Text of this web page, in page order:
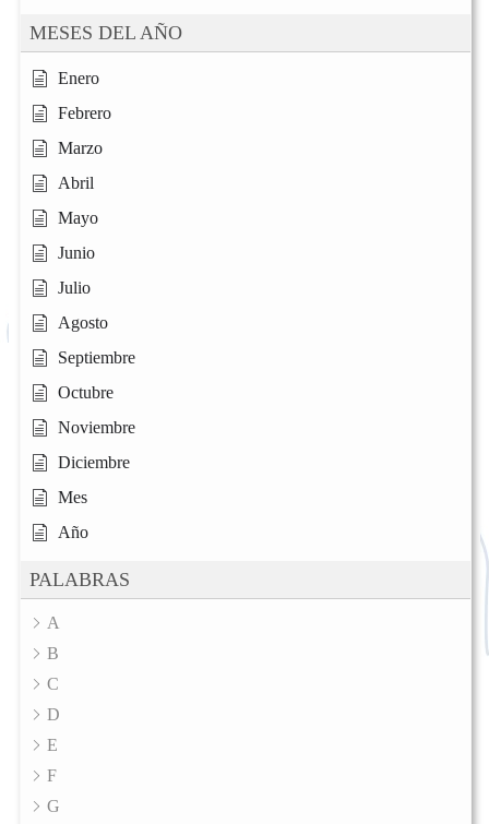
MESES DEL AÑO
Enero
Febrero
Marzo
Abril
Mayo
Junio
Julio
Agosto
Septiembre
Octubre
Noviembre
Diciembre
Mes
Año
PALABRAS
A
B
C
D
E
F
G